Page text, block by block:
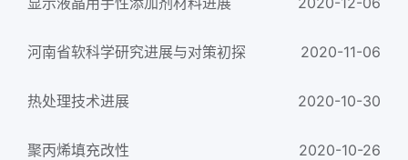
河南省软科学研究进展与对策初探 2020-11-06
热处理技术进展 2020-10-30
聚丙烯填充改性 2020-10-26